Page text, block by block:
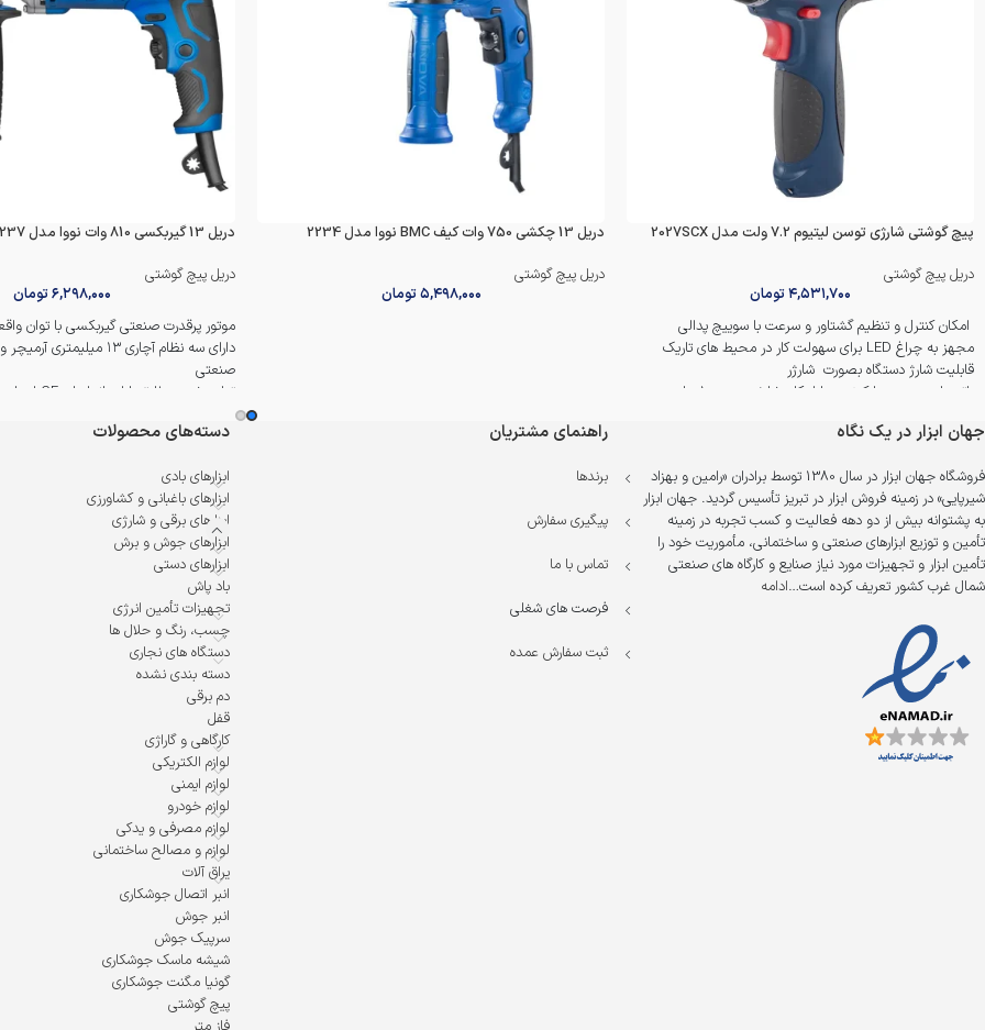
پیچ گوشتی شارژی توسن لیتیوم 7.2 ولت مدل 2027SCX
دریل پیچ گوشتی
۴,۵۳۱,۷۰۰تومان
امکان کنترل و تنظیم گشتاور و سرعت با سوییچ پدالی
مجهز به چراغ LED برای سهولت کار در محیط های تاریک
قابلیت شارژ دستگاه بصورت شارژر
باتری لیتیوم یون با کیفیت با امکان شارژ سریع در 1 ساعت
به همراه گارانتی 12 ماهه اصلی
دریل 13 چکشی 750 وات کیف BMC نووا مدل 2234
دریل پیچ گوشتی
۵,۴۹۸,۰۰۰تومان
دریل 13 گیربکسی 810 وات نووا مدل 2237
دریل پیچ گوشتی
۶,۲۹۸,۰۰۰تومان
موتور پرقدرت صنعتی گیربکسی با توان واقعی
دارای سه نظام آچاری ۱۳
صنعتی
تولید شده مطابق با استاندارهای CE اروپا
ضربه زن قدرتمند
حداکثر تعداد ضربه در حالت چکشی
لغزش
بلبرینگ و کلیدهای ضد گرد و غبار با کیفیت
درجه
دارای کلید چپگرد و راستگرد مجزا از کلید
کلید گازی با قابلیت تنظیم کنترل سرعت
میله عمق سنج جهت تنظیم عمق سوراخ
دارای دکمه قفل کن کلید برق برای سهولت
کابل برق ضخیم و دوشاخه صنعتی
تولید شده تحت استاندارد CE و TUV اروپا
جهان ابزار در یک نگاه
فروشگاه جهان ابزار در سال 1380 توسط برادران «رامین و بهزاد
شیرپایی» در زمینه فروش ابزار در تبریز تأسیس گردید. جهان ابزار
به پشتوانه بیش از دو دهه فعالیت و کسب تجربه در زمینه
تأمین و توزیع ابزارهای صنعتی و ساختمانی، مأموریت خود را
تأمین ابزار و تجهیزات مورد نیاز صنایع و کارگاه های صنعتی
شمال غرب کشور تعریف کرده است…ادامه
راهنمای مشتریان
برندها
پیگیری سفارش
تماس با ما
فرصت های شغلی
ثبت سفارش عمده
دسته‌های محصولات
ابزارهای بادی
ابزارهای باغبانی و کشاورزی
ابزارهای برقی و شارژی
ابزارهای جوش و برش
ابزارهای دستی
باد پاش
تجهیزات تأمین انرژی
چسب، رنگ و حلال ها
دستگاه های نجاری
دسته بندی نشده
دم برقی
قفل
کارگاهی و گاراژی
لوازم الکتریکی
لوازم ایمنی
لوازم خودرو
لوازم مصرفی و یدکی
لوازم و مصالح ساختمانی
یراق آلات
انبر اتصال جوشکاری
انبر جوش
سرپیک جوش
شیشه ماسک جوشکاری
گونیا مگنت جوشکاری
پیچ گوشتی